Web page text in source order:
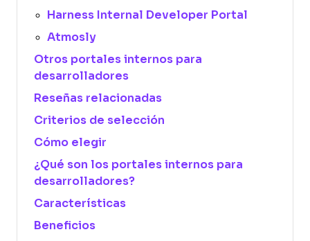
Harness Internal Developer Portal
Atmosly
Otros portales internos para
desarrolladores
Reseñas relacionadas
Criterios de selección
Cómo elegir
¿Qué son los portales internos para
desarrolladores?
Características
Beneficios